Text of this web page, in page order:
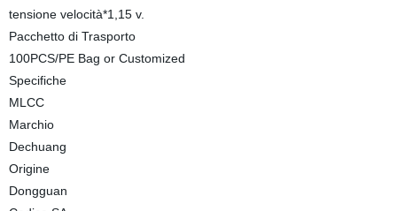
tensione velocità*1,15 v.
Pacchetto di Trasporto
100PCS/PE Bag or Customized
Specifiche
MLCC
Marchio
Dechuang
Origine
Dongguan